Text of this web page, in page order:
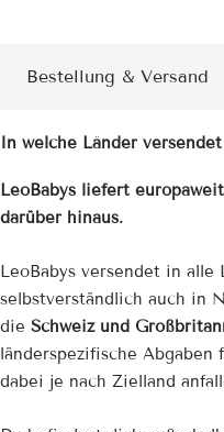
Bestellung & Versand
In welche Länder
LeoBabys liefert
darüber hinaus.
LeoBabys versendet in alle
selbstverständlich auch in
die Schweiz und
länderspezifische
dabei je nach Zielland